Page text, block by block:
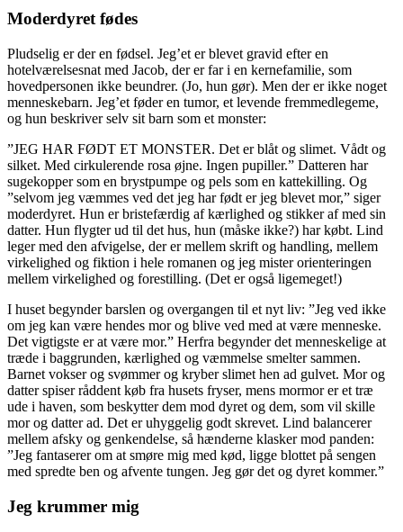
Moderdyret fødes
Pludselig er der en fødsel. Jeg’et er blevet gravid efter en
hotelværelsesnat med Jacob, der er far i en kernefamilie, som
hovedpersonen ikke beundrer. (Jo, hun gør). Men der er ikke noget
menneskebarn. Jeg’et føder en tumor, et levende fremmedlegeme,
og hun beskriver selv sit barn som et monster:
”JEG HAR FØDT ET MONSTER. Det er blåt og slimet. Vådt og
silket. Med cirkulerende rosa øjne. Ingen pupiller.” Datteren har
sugekopper som en brystpumpe og pels som en kattekilling. Og
”selvom jeg væmmes ved det jeg har født er jeg blevet mor,” siger
moderdyret. Hun er bristefærdig af kærlighed og stikker af med sin
datter. Hun flygter ud til det hus, hun (måske ikke?) har købt. Lind
leger med den afvigelse, der er mellem skrift og handling, mellem
virkelighed og fiktion i hele romanen og jeg mister orienteringen
mellem virkelighed og forestilling. (Det er også ligemeget!)
I huset begynder barslen og overgangen til et nyt liv: ”Jeg ved ikke
om jeg kan være hendes mor og blive ved med at være menneske.
Det vigtigste er at være mor.” Herfra begynder det menneskelige at
træde i baggrunden, kærlighed og væmmelse smelter sammen.
Barnet vokser og svømmer og kryber slimet hen ad gulvet. Mor og
datter spiser råddent køb fra husets fryser, mens mormor er et træ
ude i haven, som beskytter dem mod dyret og dem, som vil skille
mor og datter ad. Det er uhyggelig godt skrevet. Lind balancerer
mellem afsky og genkendelse, så hænderne klasker mod panden:
”Jeg fantaserer om at smøre mig med kød, ligge blottet på sengen
med spredte ben og afvente tungen. Jeg gør det og dyret kommer.”
Jeg krummer mig